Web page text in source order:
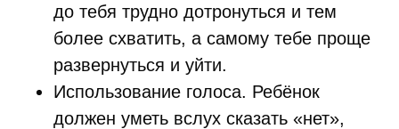
до тебя трудно дотронуться и тем
более схватить, а самому тебе проще
развернуться и уйти.
Использование голоса. Ребёнок
должен уметь вслух сказать «нет»,